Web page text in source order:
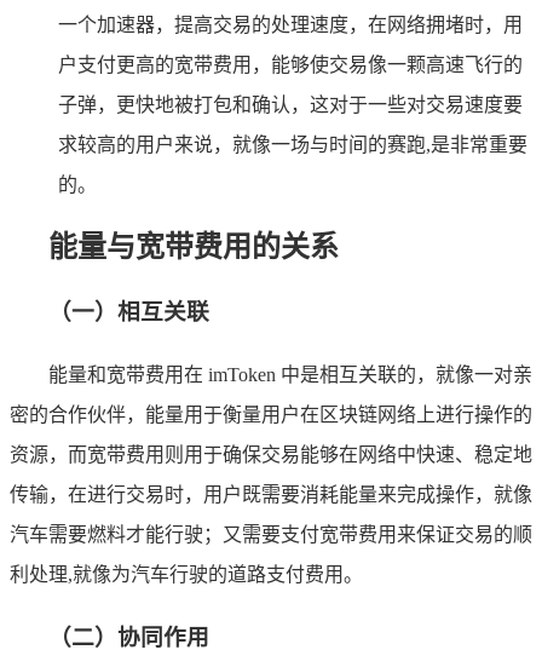
一个加速器，提高交易的处理速度，在网络拥堵时，用
户支付更高的宽带费用，能够使交易像一颗高速飞行的
子弹，更快地被打包和确认，这对于一些对交易速度要
求较高的用户来说，就像一场与时间的赛跑,是非常重要
的。
能量与宽带费用的关系
（一）相互关联
能量和宽带费用在 imToken 中是相互关联的，就像一对亲
密的合作伙伴，能量用于衡量用户在区块链网络上进行操作的
资源，而宽带费用则用于确保交易能够在网络中快速、稳定地
传输，在进行交易时，用户既需要消耗能量来完成操作，就像
汽车需要燃料才能行驶；又需要支付宽带费用来保证交易的顺
利处理,就像为汽车行驶的道路支付费用。
（二）协同作用